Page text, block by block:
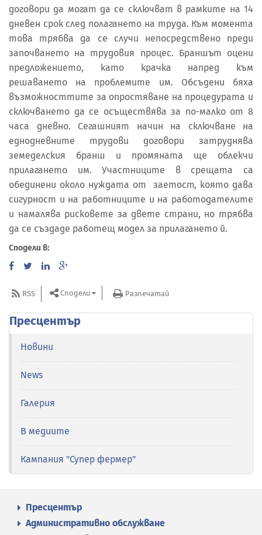
договори да могат да се сключват в рамките на 14
дневен срок след полагането на труда. Към момента
това трябва да се случи непосредствено преди
започването на трудовия процес. Браншът оцени
предложението, като крачка напред към
решаването на проблемите им. Обсъдени бяха
възможносттите за опростяване на процедурата и
сключването да се осъществява за по-малко от 8
часа дневно. Сегашният начин на сключване на
еднодневните трудови договори затруднява
земеделския бранш и промяната ще облекчи
прилагането им. Участниците в срещата са
обединени около нуждата от заетост, която дава
сигурност и на работниците и на работодателите
и намалява рисковете за двете страни, но трябва
да се създаде работещ модел за прилагането й.
Сподели в:
RSS Сподели Разпечатай
Пресцентър
Новини
News
Галерия
В медиите
Кампания "Супер фермер"
Пресцентър
Административно обслужване